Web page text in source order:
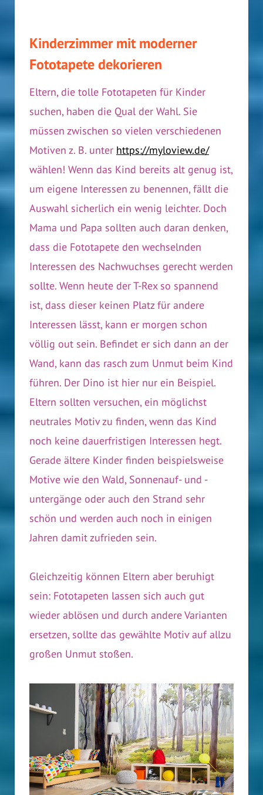
Kinderzimmer mit moderner
Fototapete dekorieren
Eltern, die tolle Fototapeten für Kinder
suchen, haben die Qual der Wahl. Sie
müssen zwischen so vielen verschiedenen
Motiven z. B. unter https://myloview.de/
wählen! Wenn das Kind bereits alt genug ist,
um eigene Interessen zu benennen, fällt die
Auswahl sicherlich ein wenig leichter. Doch
Mama und Papa sollten auch daran denken,
dass die Fototapete den wechselnden
Interessen des Nachwuchses gerecht werden
sollte. Wenn heute der T-Rex so spannend
ist, dass dieser keinen Platz für andere
Interessen lässt, kann er morgen schon
völlig out sein. Befindet er sich dann an der
Wand, kann das rasch zum Unmut beim Kind
führen. Der Dino ist hier nur ein Beispiel.
Eltern sollten versuchen, ein möglichst
neutrales Motiv zu finden, wenn das Kind
noch keine dauerfristigen Interessen hegt.
Gerade ältere Kinder finden beispielsweise
Motive wie den Wald, Sonnenauf- und -
untergänge oder auch den Strand sehr
schön und werden auch noch in einigen
Jahren damit zufrieden sein.
Gleichzeitig können Eltern aber beruhigt
sein: Fototapeten lassen sich auch gut
wieder ablösen und durch andere Varianten
ersetzen, sollte das gewählte Motiv auf allzu
großen Unmut stoßen.